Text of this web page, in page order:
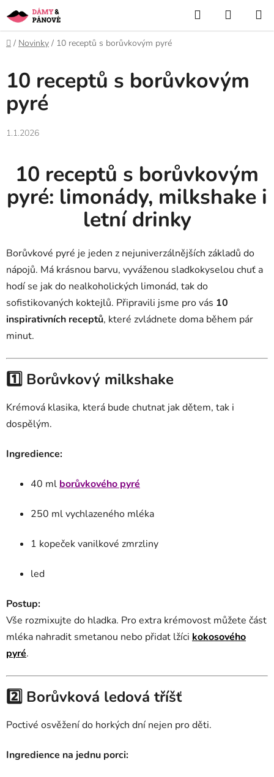
na
obsah
Hledat
KOŠÍK
Domů
/ Novinky / 10 receptů s borůvkovým pyré
10 receptů s borůvkovým
pyré
1.1.2026
10 receptů s borůvkovým
pyré: limonády, milkshake i
letní drinky
Borůvkové pyré je jeden z nejuniverzálnějších základů do
nápojů. Má krásnou barvu, vyváženou sladkokyselou chuť a
hodí se jak do nealkoholických limonád, tak do
sofistikovaných koktejlů. Připravili jsme pro vás 10
inspirativních receptů, které zvládnete doma během pár
minut.
1️⃣ Borůvkový milkshake
Krémová klasika, která bude chutnat jak dětem, tak i
dospělým.
Ingredience:
40 ml borůvkového pyré
250 ml vychlazeného mléka
1 kopeček vanilkové zmrzliny
led
Postup:
Vše rozmixujte do hladka. Pro extra krémovost můžete část
mléka nahradit smetanou nebo přidat lžíci kokosového
pyré.
2️⃣ Borůvková ledová tříšť
Poctivé osvěžení do horkých dní nejen pro děti.
Ingredience na jednu porci: